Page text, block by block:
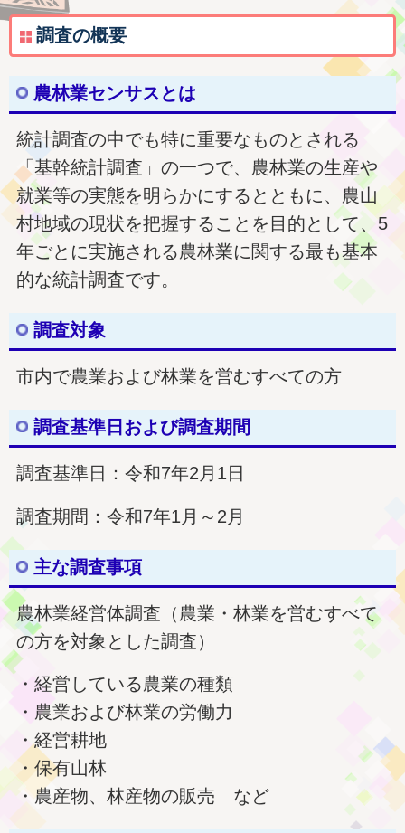
調査の概要
農林業センサスとは
統計調査の中でも特に重要なものとされる
「基幹統計調査」の一つで、農林業の生産や
就業等の実態を明らかにするとともに、農山
村地域の現状を把握することを目的として、5
年ごとに実施される農林業に関する最も基本
的な統計調査です。
調査対象
市内で農業および林業を営むすべての方
調査基準日および調査期間
調査基準日：令和7年2月1日
調査期間：令和7年1月～2月
主な調査事項
農林業経営体調査（農業・林業を営むすべて
の方を対象とした調査）
・経営している農業の種類
・農業および林業の労働力
・経営耕地
・保有山林
・農産物、林産物の販売 など